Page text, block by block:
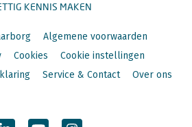
KENNIS MAKEN
Algemene voorwaarden
Cookies
Cookie instellingen
Service & Contact Over ons